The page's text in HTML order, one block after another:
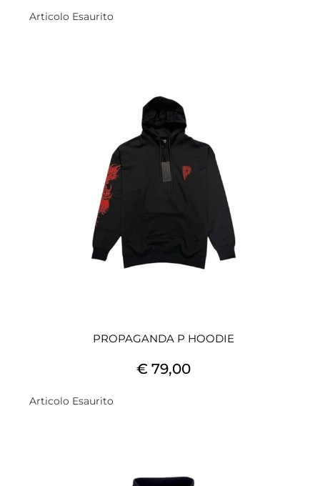
Articolo Esaurito
PROPAGANDA P HOODIE
€ 79,00
Articolo Esaurito